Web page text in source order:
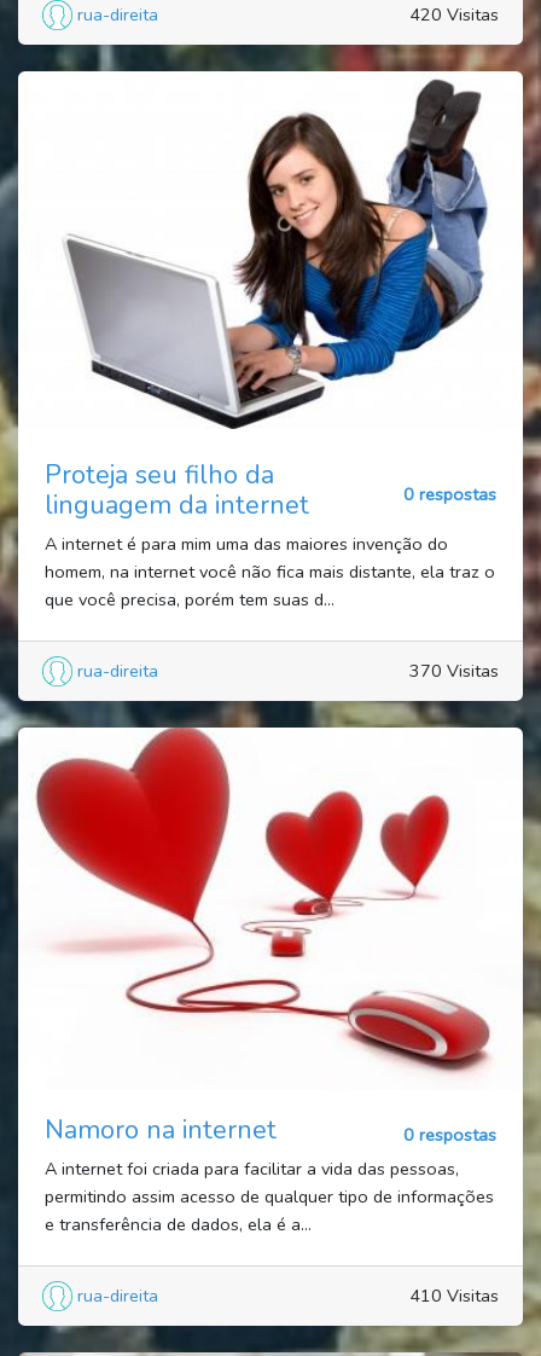
rua-direita 420 Visitas
Proteja seu filho da
linguagem da internet
0 respostas
A internet é para mim uma das maiores invenção do
homem, na internet você não fica mais distante, ela traz o
que você precisa, porém tem suas d...
rua-direita 370 Visitas
Namoro na internet
0 respostas
A internet foi criada para facilitar a vida das pessoas,
permitindo assim acesso de qualquer tipo de informações
e transferência de dados, ela é a...
rua-direita 410 Visitas